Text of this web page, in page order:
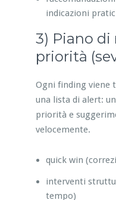
indicazioni
3) Piano
priorità
Ogni finding viene
una lista di alert:
priorità e
velocemente.
quick win
interventi
tempo)